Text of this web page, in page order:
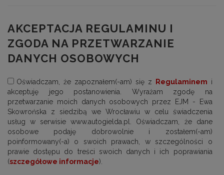
AKCEPTACJA REGULAMINU I
ZGODA NA PRZETWARZANIE
DANYCH OSOBOWYCH
Oświadczam, że zapoznałem(-am) się z Regulaminem i
akceptuję jego postanowienia. Wyrażam zgodę na
przetwarzanie moich danych osobowych przez EJM - Ewa
Skowrońska z siedzibą we Wrocławiu w celu świadczenia
usług w serwisie www.autogielda.pl. Oświadczam, że dane
osobowe podaję dobrowolnie i zostałem(-am)
poinformowany(-a) o swoich prawach, w szczególności o
prawie dostępu do treści swoich danych i ich poprawiania
(szczegółowe informacje).